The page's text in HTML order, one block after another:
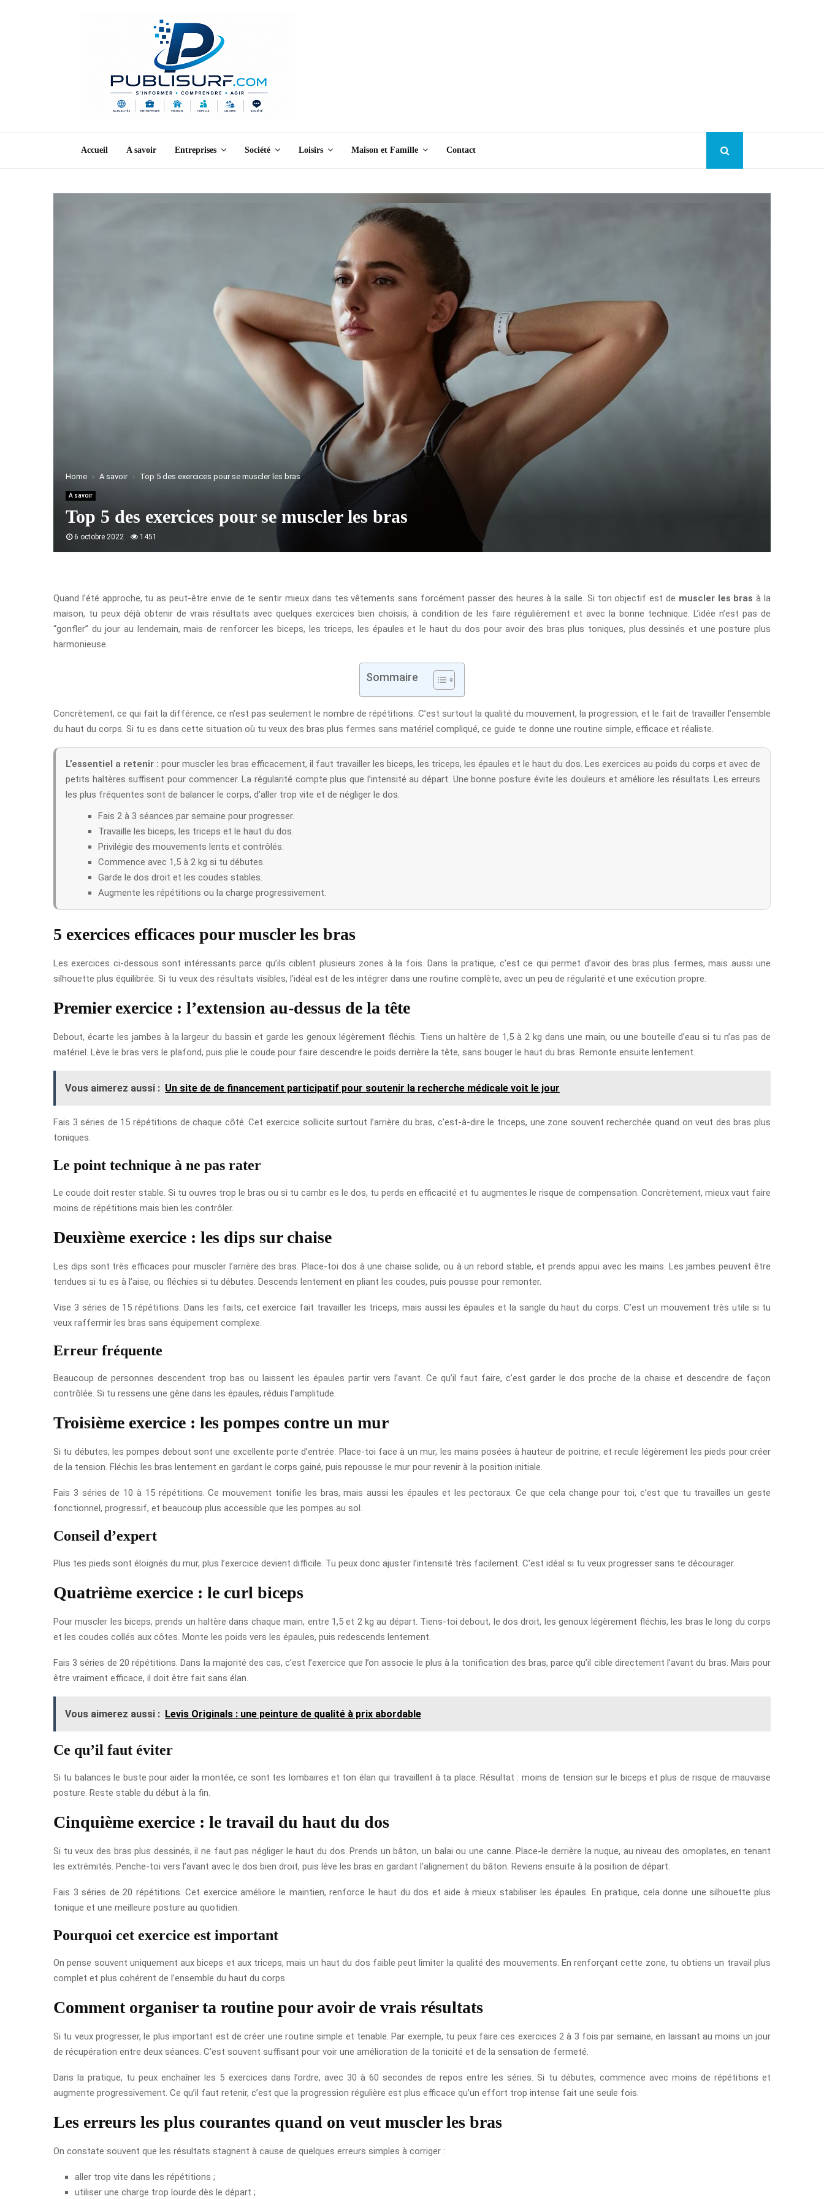
Accueil A savoir Entreprises Société Loisirs Maison et Famille Contact
Home A savoir Top 5 des exercices pour se muscler les bras
A savoir
Top 5 des exercices pour se muscler les bras
6 octobre 2022 1451
Quand l’été approche, tu as peut-être envie de te sentir mieux dans tes vêtements sans forcément passer des heures à la salle. Si ton objectif est de muscler les bras à la
maison, tu peux déjà obtenir de vrais résultats avec quelques exercices bien choisis, à condition de les faire régulièrement et avec la bonne technique. L’idée n’est pas de
“gonfler” du jour au lendemain, mais de renforcer les biceps, les triceps, les épaules et le haut du dos pour avoir des bras plus toniques, plus dessinés et une posture plus
harmonieuse.
Sommaire
Concrètement, ce qui fait la différence, ce n’est pas seulement le nombre de répétitions. C’est surtout la qualité du mouvement, la progression, et le fait de travailler l’ensemble
du haut du corps. Si tu es dans cette situation où tu veux des bras plus fermes sans matériel compliqué, ce guide te donne une routine simple, efficace et réaliste.
L’essentiel a retenir : pour muscler les bras efficacement, il faut travailler les biceps, les triceps, les épaules et le haut du dos. Les exercices au poids du corps et avec de
petits haltères suffisent pour commencer. La régularité compte plus que l’intensité au départ. Une bonne posture évite les douleurs et améliore les résultats. Les erreurs
les plus fréquentes sont de balancer le corps, d’aller trop vite et de négliger le dos.
Fais 2 à 3 séances par semaine pour progresser.
Travaille les biceps, les triceps et le haut du dos.
Privilégie des mouvements lents et contrôlés.
Commence avec 1,5 à 2 kg si tu débutes.
Garde le dos droit et les coudes stables.
Augmente les répétitions ou la charge progressivement.
5 exercices efficaces pour muscler les bras
Les exercices ci-dessous sont intéressants parce qu’ils ciblent plusieurs zones à la fois. Dans la pratique, c’est ce qui permet d’avoir des bras plus fermes, mais aussi une
silhouette plus équilibrée. Si tu veux des résultats visibles, l’idéal est de les intégrer dans une routine complète, avec un peu de régularité et une exécution propre.
Premier exercice : l’extension au-dessus de la tête
Debout, écarte les jambes à la largeur du bassin et garde les genoux légèrement fléchis. Tiens un haltère de 1,5 à 2 kg dans une main, ou une bouteille d’eau si tu n’as pas de
matériel. Lève le bras vers le plafond, puis plie le coude pour faire descendre le poids derrière la tête, sans bouger le haut du bras. Remonte ensuite lentement.
Vous aimerez aussi : Un site de de financement participatif pour soutenir la recherche médicale voit le jour
Fais 3 séries de 15 répétitions de chaque côté. Cet exercice sollicite surtout l’arrière du bras, c’est-à-dire le triceps, une zone souvent recherchée quand on veut des bras plus
toniques.
Le point technique à ne pas rater
Le coude doit rester stable. Si tu ouvres trop le bras ou si tu cambr es le dos, tu perds en efficacité et tu augmentes le risque de compensation. Concrètement, mieux vaut faire
moins de répétitions mais bien les contrôler.
Deuxième exercice : les dips sur chaise
Les dips sont très efficaces pour muscler l’arrière des bras. Place-toi dos à une chaise solide, ou à un rebord stable, et prends appui avec les mains. Les jambes peuvent être
tendues si tu es à l’aise, ou fléchies si tu débutes. Descends lentement en pliant les coudes, puis pousse pour remonter.
Vise 3 séries de 15 répétitions. Dans les faits, cet exercice fait travailler les triceps, mais aussi les épaules et la sangle du haut du corps. C’est un mouvement très utile si tu
veux raffermir les bras sans équipement complexe.
Erreur fréquente
Beaucoup de personnes descendent trop bas ou laissent les épaules partir vers l’avant. Ce qu’il faut faire, c’est garder le dos proche de la chaise et descendre de façon
contrôlée. Si tu ressens une gêne dans les épaules, réduis l’amplitude.
Troisième exercice : les pompes contre un mur
Si tu débutes, les pompes debout sont une excellente porte d’entrée. Place-toi face à un mur, les mains posées à hauteur de poitrine, et recule légèrement les pieds pour créer
de la tension. Fléchis les bras lentement en gardant le corps gainé, puis repousse le mur pour revenir à la position initiale.
Fais 3 séries de 10 à 15 répétitions. Ce mouvement tonifie les bras, mais aussi les épaules et les pectoraux. Ce que cela change pour toi, c’est que tu travailles un geste
fonctionnel, progressif, et beaucoup plus accessible que les pompes au sol.
Conseil d’expert
Plus tes pieds sont éloignés du mur, plus l’exercice devient difficile. Tu peux donc ajuster l’intensité très facilement. C’est idéal si tu veux progresser sans te décourager.
Quatrième exercice : le curl biceps
Pour muscler les biceps, prends un haltère dans chaque main, entre 1,5 et 2 kg au départ. Tiens-toi debout, le dos droit, les genoux légèrement fléchis, les bras le long du corps
et les coudes collés aux côtes. Monte les poids vers les épaules, puis redescends lentement.
Fais 3 séries de 20 répétitions. Dans la majorité des cas, c’est l’exercice que l’on associe le plus à la tonification des bras, parce qu’il cible directement l’avant du bras. Mais pour
être vraiment efficace, il doit être fait sans élan.
Vous aimerez aussi : Levis Originals : une peinture de qualité à prix abordable
Ce qu’il faut éviter
Si tu balances le buste pour aider la montée, ce sont tes lombaires et ton élan qui travaillent à ta place. Résultat : moins de tension sur le biceps et plus de risque de mauvaise
posture. Reste stable du début à la fin.
Cinquième exercice : le travail du haut du dos
Si tu veux des bras plus dessinés, il ne faut pas négliger le haut du dos. Prends un bâton, un balai ou une canne. Place-le derrière la nuque, au niveau des omoplates, en tenant
les extrémités. Penche-toi vers l’avant avec le dos bien droit, puis lève les bras en gardant l’alignement du bâton. Reviens ensuite à la position de départ.
Fais 3 séries de 20 répétitions. Cet exercice améliore le maintien, renforce le haut du dos et aide à mieux stabiliser les épaules. En pratique, cela donne une silhouette plus
tonique et une meilleure posture au quotidien.
Pourquoi cet exercice est important
On pense souvent uniquement aux biceps et aux triceps, mais un haut du dos faible peut limiter la qualité des mouvements. En renforçant cette zone, tu obtiens un travail plus
complet et plus cohérent de l’ensemble du haut du corps.
Comment organiser ta routine pour avoir de vrais résultats
Si tu veux progresser, le plus important est de créer une routine simple et tenable. Par exemple, tu peux faire ces exercices 2 à 3 fois par semaine, en laissant au moins un jour
de récupération entre deux séances. C’est souvent suffisant pour voir une amélioration de la tonicité et de la sensation de fermeté.
Dans la pratique, tu peux enchaîner les 5 exercices dans l’ordre, avec 30 à 60 secondes de repos entre les séries. Si tu débutes, commence avec moins de répétitions et
augmente progressivement. Ce qu’il faut retenir, c’est que la progression régulière est plus efficace qu’un effort trop intense fait une seule fois.
Les erreurs les plus courantes quand on veut muscler les bras
On constate souvent que les résultats stagnent à cause de quelques erreurs simples à corriger :
aller trop vite dans les répétitions ;
utiliser une charge trop lourde dès le départ ;